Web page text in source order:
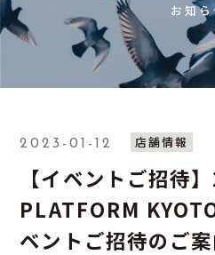
お知
2023-01-12 店舗情報
【イベントご招待
PLATFORM
ベントご招待のご